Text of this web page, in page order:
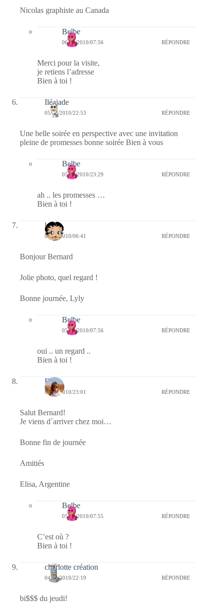
Nicolas graphiste au Canada
Belbe
06/03/2010/07:56 RÉPONDRE
Merci pour la visite,
je retiens l’adresse
Bien à toi !
Iléajade
05/03/2010/22:53 RÉPONDRE
Une belle soirée en perspective avec une invitation
pleine de promesses bonne soirée Bien à vous
Belbe
05/03/2010/23:29 RÉPONDRE
ah .. les promesses …
Bien à toi !
lyly
05/03/2010/06:41 RÉPONDRE
Bonjour Bernard
Jolie photo, quel regard !
Bonne journée, Lyly
Belbe
05/03/2010/07:56 RÉPONDRE
oui .. un regard ..
Bien à toi !
Elisa
04/03/2010/23:01 RÉPONDRE
Salut Bernard!
Je viens d´arriver chez moi…
Bonne fin de journée
Amitiés
Elisa, Argentine
Belbe
05/03/2010/07:55 RÉPONDRE
C’est où ?
Bien à toi !
charlotte création
04/03/2010/22:19 RÉPONDRE
bi$$$ du jeudi!